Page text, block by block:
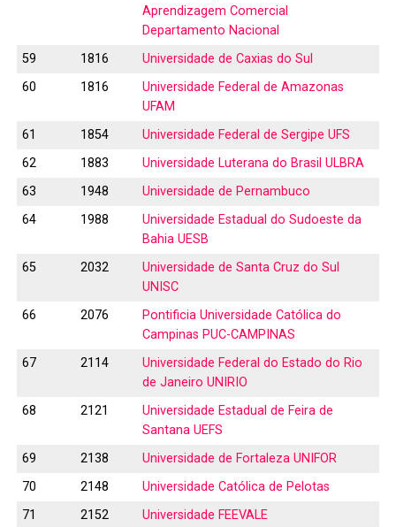
Aprendizagem Comercial
Departamento Nacional
59
1816
Universidade de Caxias do Sul
60
1816
Universidade Federal de Amazonas
UFAM
61
1854
Universidade Federal de Sergipe UFS
62
1883
Universidade Luterana do Brasil ULBRA
63
1948
Universidade de Pernambuco
64
1988
Universidade Estadual do Sudoeste da
Bahia UESB
65
2032
Universidade de Santa Cruz do Sul
UNISC
66
2076
Pontificia Universidade Católica do
Campinas PUC-CAMPINAS
67
2114
Universidade Federal do Estado do Rio
de Janeiro UNIRIO
68
2121
Universidade Estadual de Feira de
Santana UEFS
69
2138
Universidade de Fortaleza UNIFOR
70
2148
Universidade Católica de Pelotas
71
2152
Universidade FEEVALE